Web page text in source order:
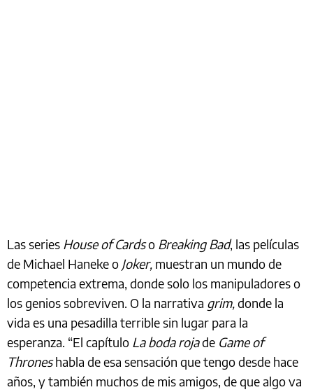
Las series House of Cardso Breaking Bad, las películas
de Michael Haneke o Joker, muestran un mundo de
competencia extrema, donde solo los manipuladores o
los genios sobreviven. O la narrativa grim,donde la
vida es una pesadilla terrible sin lugar para la
esperanza. “El capítulo La boda rojade Game of
Throneshabla de esa sensación que tengo desde hace
años, y también muchos de mis amigos, de que algo va